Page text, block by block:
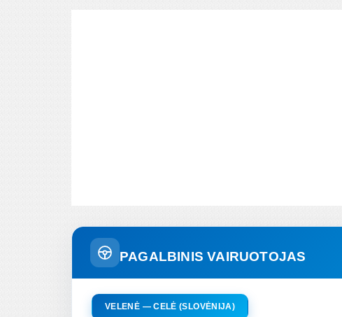
PAGALBINIS VAIRUOTOJAS
VELENĖ — CELĖ (SLOVĖNIJA)